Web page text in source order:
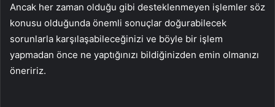
Ancak her zaman olduğu gibi desteklenmeyen işlemler söz
konusu olduğunda önemli sonuçlar doğurabilecek
sorunlarla karşılaşabileceğinizi ve böyle bir işlem
yapmadan önce ne yaptığınızı bildiğinizden emin olmanızı
öneririz.